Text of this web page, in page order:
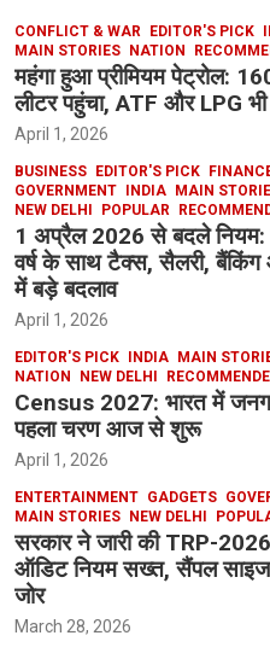
CONFLICT & WAR EDITOR'S PICK
MAIN STORIES NATION
महंगा हुआ प्रीमियम पेट्रोल:
लीटर पहुंचा, ATF और LPG
April 1, 2026
BUSINESS EDITOR'S PICK
GOVERNMENT INDIA MAIN
NEW DELHI
POPULAR
1 अप्रैल 2026 से बदले नियम:
वर्ष के साथ टैक्स, सैलरी, बैंकिंग
में बड़े बदलाव
April 1, 2026
EDITOR'S PICK INDIA MAIN
NATION
NEW DELHI
Census 2027: भारत में
पहला चरण आज से शुरू
April 1, 2026
ENTERTAINMENT GADGETS
MAIN STORIES NEW DELHI
सरकार ने जारी की TRP-2026
ऑडिट नियम सख्त, सैंपल साइज
जोर
March 28, 2026